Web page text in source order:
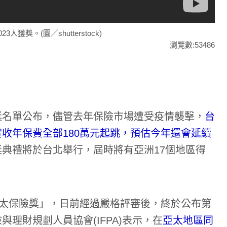
人獲獎。(圖／shutterstock)
瀏覽數:53486
單公布，儘管去年保險市場遭受疫情襲擊， 台
年保費全部180萬元起跳，預估今年還會延續
禮將於台北舉行，屆時將有亞洲17個地區得
保險獎」，日前經過嚴格評審後，終於公布第
理財規劃人員協會(IFPA)表示，在亞太地區同